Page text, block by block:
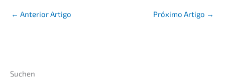
← Anterior Artigo Próxi­mo Artigo →
Suchen